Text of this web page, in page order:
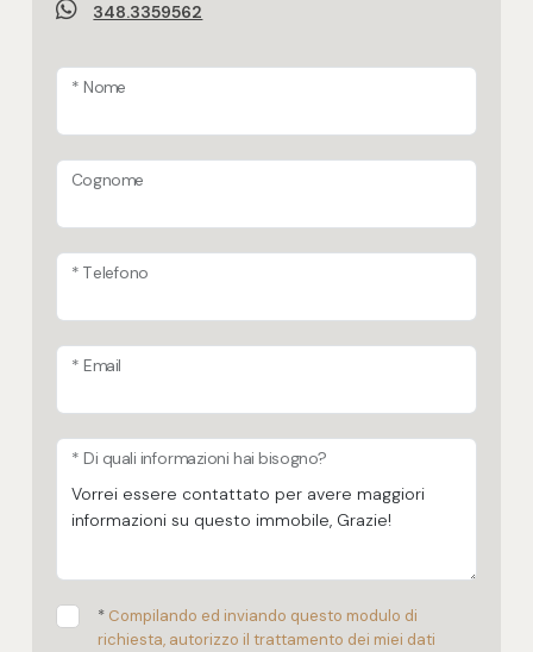
348.3359562
* Nome
Cognome
* Telefono
* Email
* Di quali informazioni hai bisogno?
* Compilando ed inviando questo modulo di
richiesta, autorizzo il trattamento dei miei dati